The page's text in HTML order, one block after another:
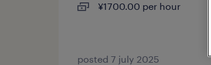
¥1700.00 per hour
posted 7 july 2025